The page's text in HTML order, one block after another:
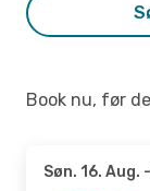
Book nu, før
Søn. 16. Aug.